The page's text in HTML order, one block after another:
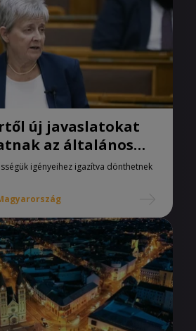
új javaslatokat
az általános
igényeihez igazítva dönthetnek